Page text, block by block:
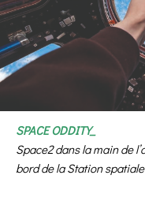
SPACE ODDITY_
Space2 dans la main de
bord de la Station